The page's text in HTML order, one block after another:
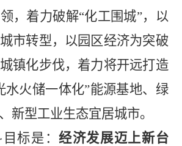
，着力破解“化工围城”，以
市转型，以园区经济为突破
镇化步伐，着力将开远打造
水火储一体化”能源基地、绿
新型工业生态宜居城市。
目标是：经济发展迈上新台